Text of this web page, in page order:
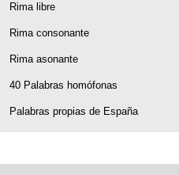
Rima libre
Rima consonante
Rima asonante
40 Palabras homófonas
Palabras propias de España